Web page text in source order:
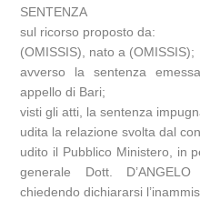
SENTENZA
sul ricorso proposto da:
(OMISSIS), nato a (OMISSIS);
avverso la sentenza
appello di Bari;
visti gli atti, la sentenza
udita la relazione svolta dal
udito il Pubblico Ministero, in
generale Dott.
chiedendo dichiararsi